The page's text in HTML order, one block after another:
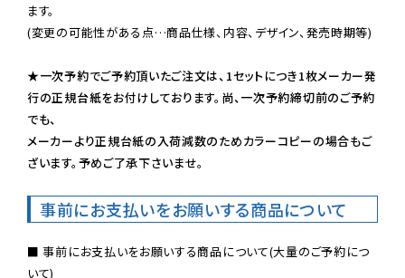
ます。
(変更の可能性がある点…商品仕様、内容、デザイン、発売時期等)
★一次予約でご予約頂いたご注文は、1セットにつき1枚メーカー発
行の正規台紙をお付けしております。尚、一次予約締切前のご予約
でも、
メーカーより正規台紙の入荷減数のためカラーコピーの場合もご
ざいます。予めご了承下さいませ。
事前にお支払いをお願いする商品について
■ 事前にお支払いをお願いする商品について(大量のご予約につ
いて)